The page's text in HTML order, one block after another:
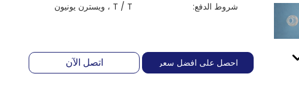
شروط الدفع: T / T ، ويسترن يونيون
احصل على افضل سعر اتصل الآن